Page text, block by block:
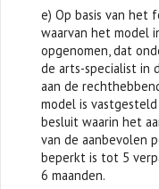
e) Op basis van het
waarvan het model
opgenomen, dat
de arts-specialist in
aan de
model is
besluit waarin het
van de aanbevolen
beperkt is tot 5
6 maanden.